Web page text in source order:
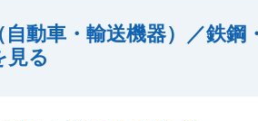
動車・輸送機器）／鉄鋼
見る